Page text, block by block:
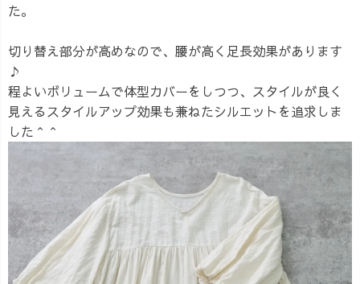
た。
切り替え部分が高めなので、腰が高く足長効果があります
♪
程よいボリュームで体型カバーをしつつ、スタイルが良く
見えるスタイルアップ効果も兼ねたシルエットを追求しま
した＾＾